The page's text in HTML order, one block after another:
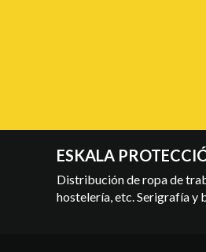
ESKALA
Distribución de ropa de
hostelería, etc. Serigrafía y